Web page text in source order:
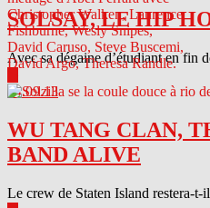
SOLSAY, LE HIP
Avec sa dégaine d’étudiant en fin
04.09.13
WU TANG CLAN,
BAND ALIVE
Le crew de Staten Island restera-t-